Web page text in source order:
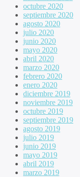
octubre 2020
septiembre 2020
agosto 2020
julio 2020
junio 2020
mayo 2020
abril 2020
marzo 2020
febrero 2020
enero 2020
diciembre 2019
noviembre 2019
octubre 2019
septiembre 2019
agosto 2019
julio 2019
junio 2019
mayo 2019
abril 2019
marzo 2019